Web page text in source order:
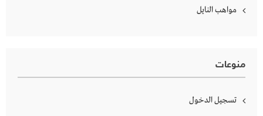
مواهب النايل
منوعات
تسجيل الدخول